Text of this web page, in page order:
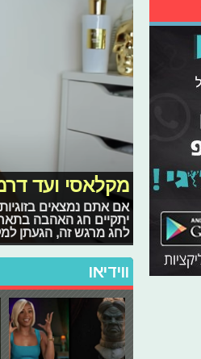
מקלאסי ועד
אם אתם נמצאים
יתקיים חג האהבה
לחג מרגש זה, הגעתן
ווידיאו